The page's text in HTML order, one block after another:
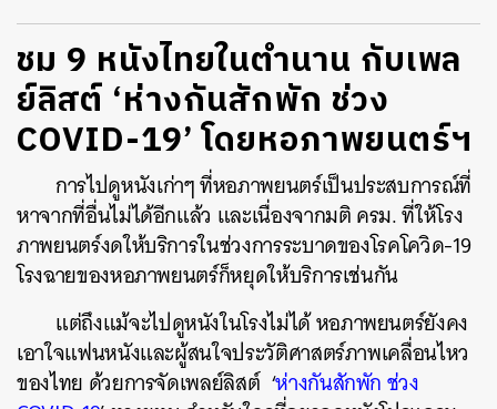
ชม 9 หนังไทยในตำนาน กับเพล
ย์ลิสต์ ‘ห่างกันสักพัก ช่วง
COVID-19’ โดยหอภาพยนตร์ฯ
การไปดูหนังเก่าๆ ที่หอภาพยนตร์เป็นประสบการณ์ที่
หาจากที่อื่นไม่ได้อีกแล้ว และเนื่องจากมติ ครม. ที่ให้โรง
ภาพยนตร์งดให้บริการในช่วงการระบาดของโรคโควิด-19
โรงฉายของหอภาพยนตร์ก็หยุดให้บริการเช่นกัน
แต่ถึงแม้จะไปดูหนังในโรงไม่ได้ หอภาพยนตร์ยังคง
เอาใจแฟนหนังและผู้สนใจประวัติศาสตร์ภาพเคลื่อนไหว
ของไทย ด้วยการจัดเพลย์ลิสต์ ‘ห่างกันสักพัก ช่วง